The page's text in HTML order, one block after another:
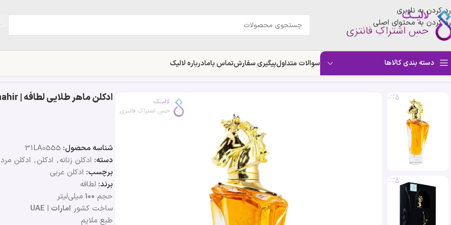
رد کردن به ناوبری
رد کردن به محتوای اصلی
دسته بندی کالاها سوالات متداولپیگیری سفارشتماس بامادرباره لالیک
خانه فروشگاه»
ادکلن ماهر طلایی لطافه | Lattafa Maahir
شناسه محصول: 31LA0555
دسته: ادکلن زنانه, ادکلن, ادکلن
برچسب: ادکلن عربی
برند: لطافه
حجم 100 میلی‌لیتر
ساخت کشور امارات |
UAE
طبع ملایم